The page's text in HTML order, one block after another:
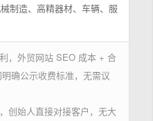
制造、高精器材、车辆、服
，外贸网站 SEO 成本 + 合
确公示收费标准，无需议
创始人直接对接客户，无大